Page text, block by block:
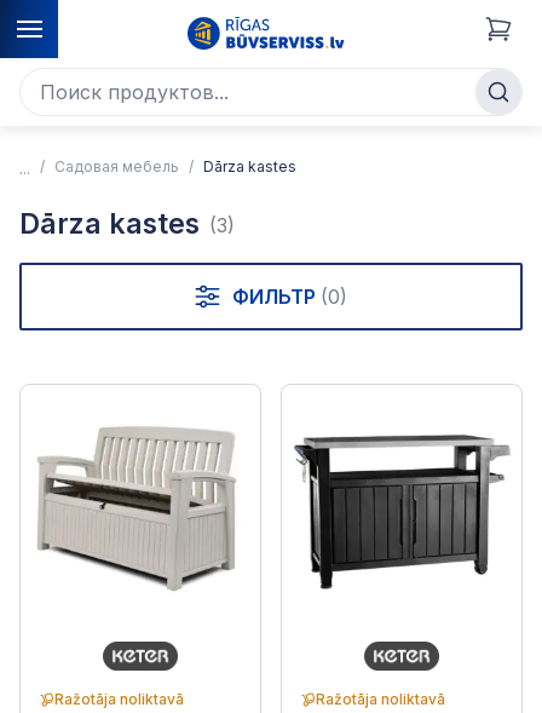
Садовая мебель Dārza kastes
Dārza kastes (3)
ФИЛЬТР (0)
Ražotāja noliktavā Ražotāja noliktavā